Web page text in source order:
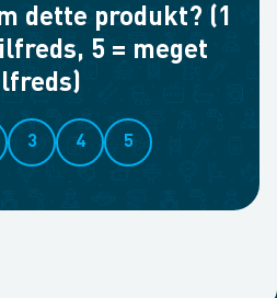
dette produkt? (1
5 = meget
3 4 5